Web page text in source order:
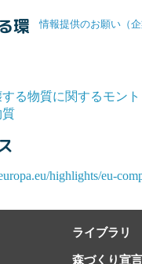
情報提供のお願い（
環
る物質に関するモン
質
highlights/eu-
ライブラリ
森づくり宣言